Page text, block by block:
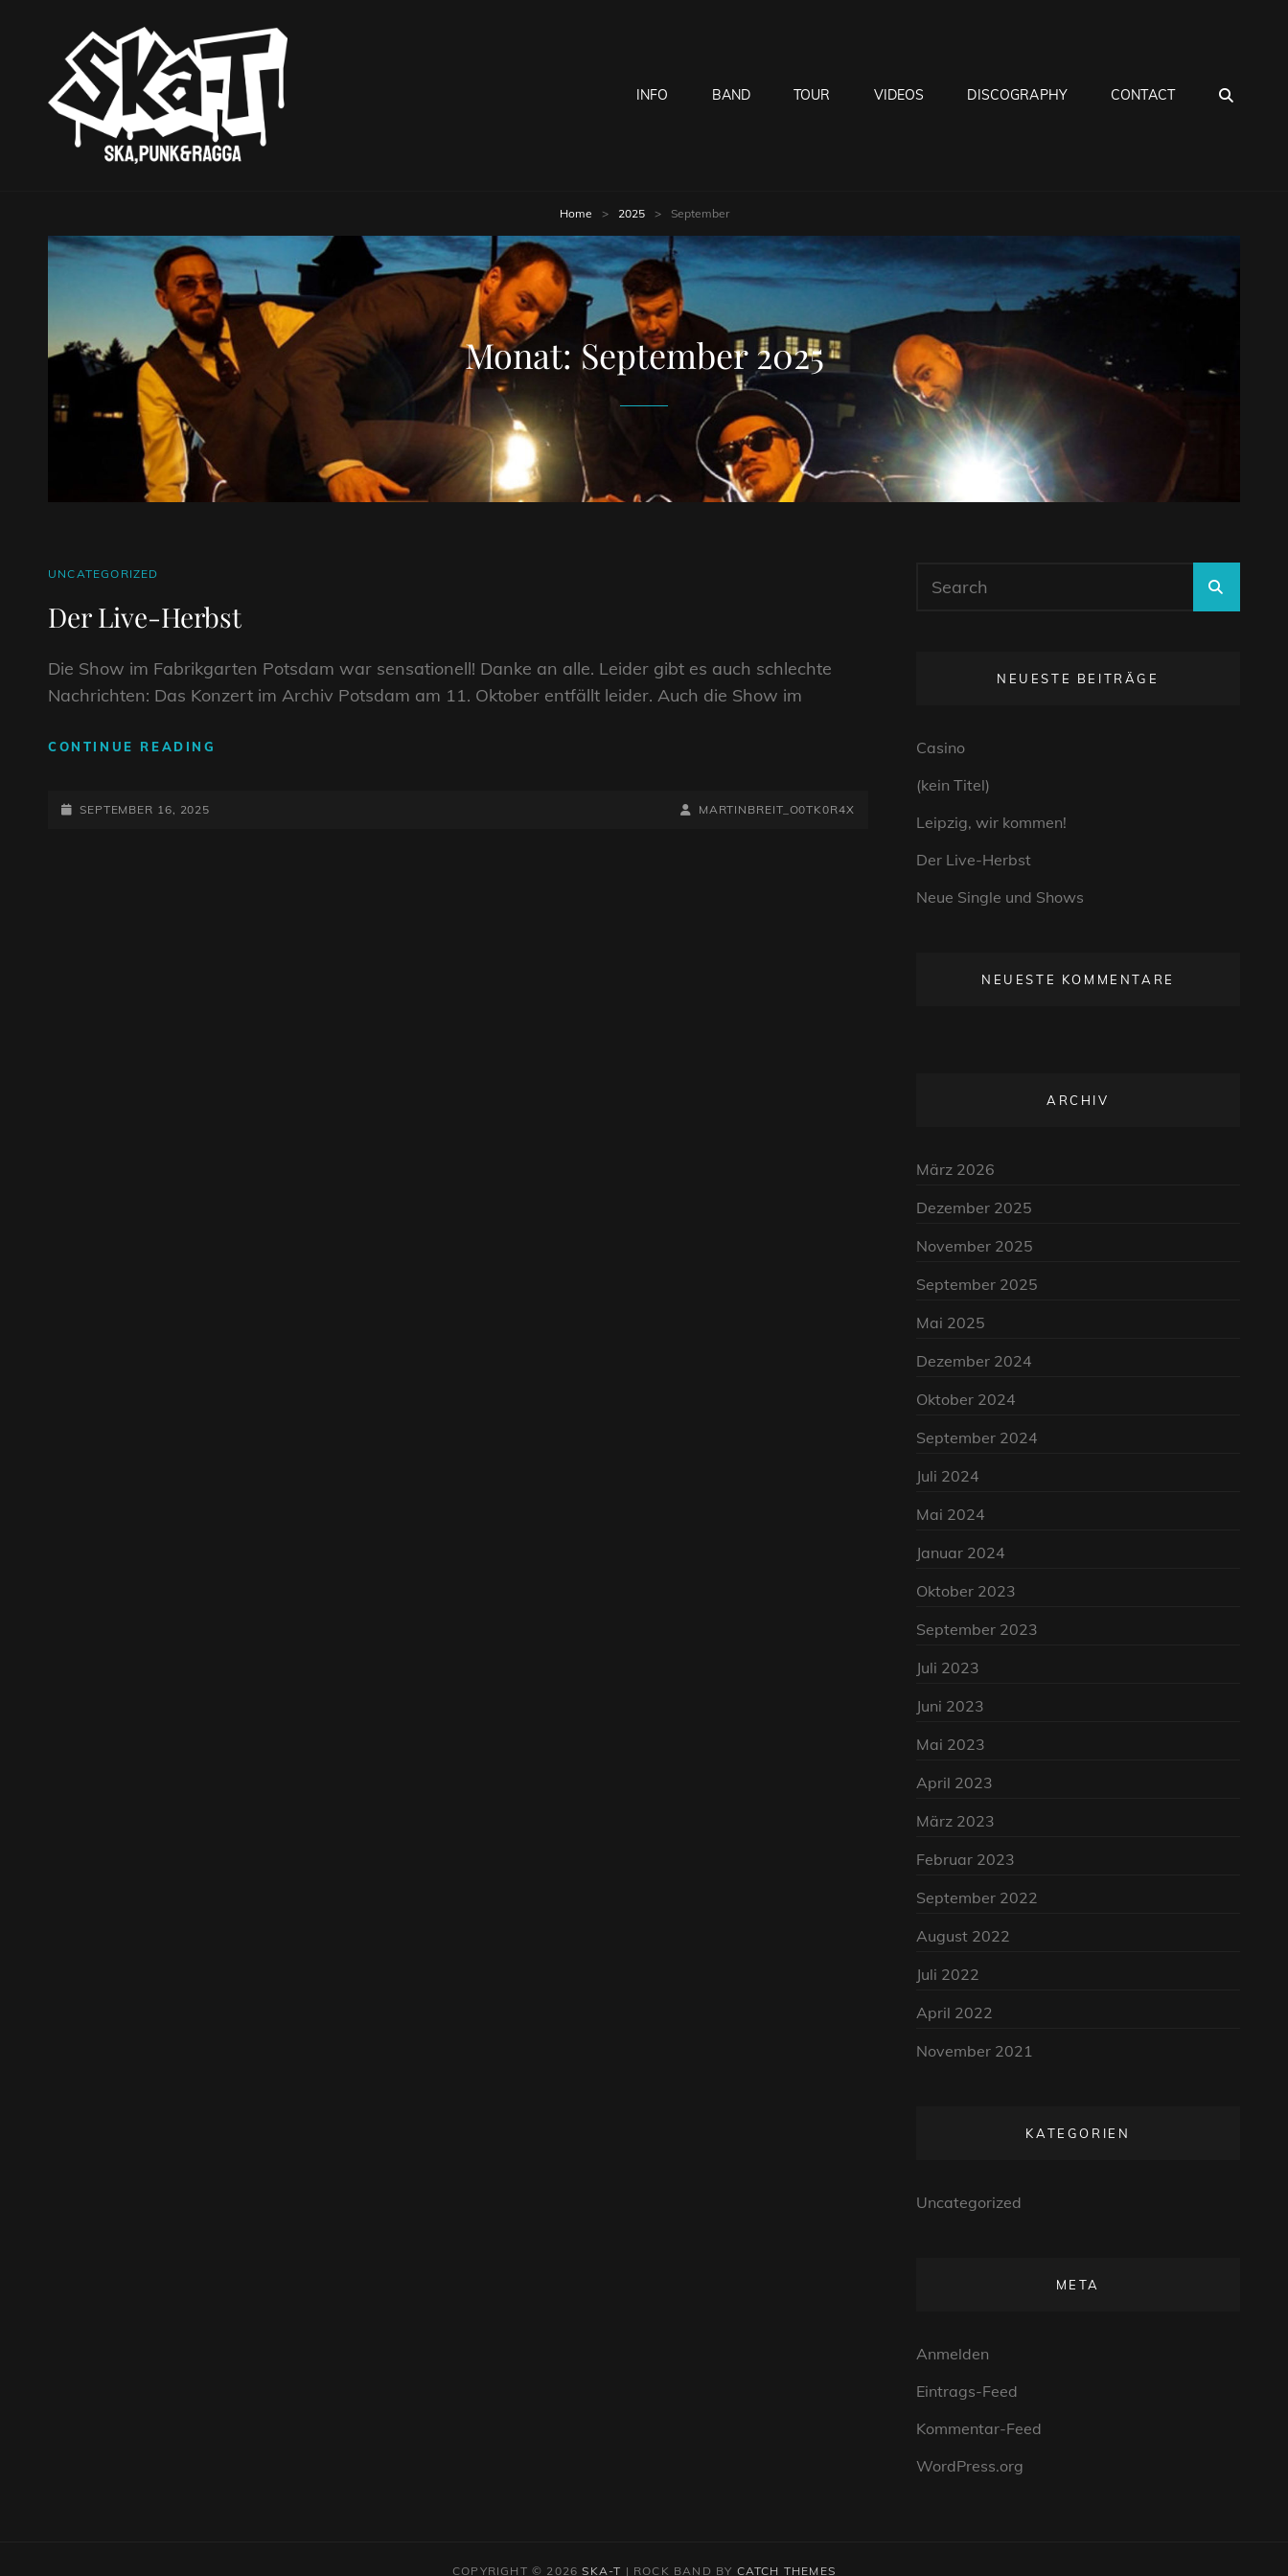
INFO BAND TOUR VIDEOS DISCOGRAPHY CONTACT
Home > 2025 > September
Monat: September 2025
CAT
UNCATEGORIZED
Der Live-Herbst
Die Show im Fabrikgarten Potsdam war sensationell! Danke an alle. Leider gibt es auch schlechte
Nachrichten: Das Konzert im Archiv Potsdam am 11. Oktober entfällt leider. Auch die Show im
CONTINUE READING
POSTED-
SEPTEMBER 16, 2025
BY
BYLINE
MARTINBREIT_O0TK0R4X
for:
NEUESTE BEITRÄGE
Casino
(kein Titel)
Leipzig, wir kommen!
Der Live-Herbst
Neue Single und Shows
NEUESTE KOMMENTARE
ARCHIV
März 2026
Dezember 2025
November 2025
September 2025
Mai 2025
Dezember 2024
Oktober 2024
September 2024
Juli 2024
Mai 2024
Januar 2024
Oktober 2023
September 2023
Juli 2023
Juni 2023
Mai 2023
April 2023
März 2023
Februar 2023
September 2022
August 2022
Juli 2022
April 2022
November 2021
KATEGORIEN
Uncategorized
META
Anmelden
Eintrags-Feed
Kommentar-Feed
WordPress.org
COPYRIGHT © 2026SKA-T | ROCK BAND BY CATCH THEMES